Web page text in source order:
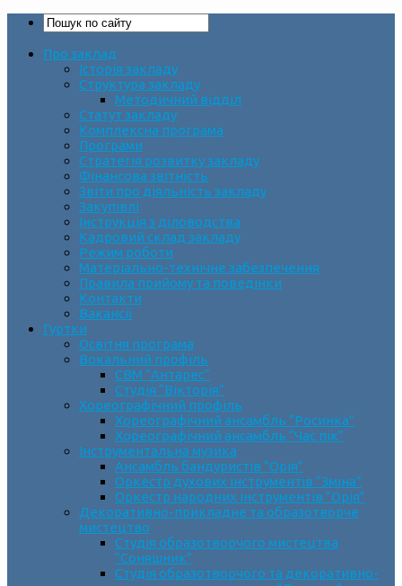
Про заклад
Історія закладу
Структура закладу
Методичний відділ
Статут закладу
Комплексна програма
Програми
Стратегія розвитку закладу
Фінансова звітність
Звіти про діяльність закладу
Закупівлі
Інструкція з діловодства
Кадровий склад закладу
Режим роботи
Матеріально-технічне забезпечення
Правила прийому та поведінки
Контакти
Вакансії
Гуртки
Освітня програма
Вокальний профіль
СВМ “Антарес”
Студія “Вікторія”
Хореографічний профіль
Хореографічний ансамбль “Росинка”
Хореографічний ансамбль “Час пік”
Інструментальна музика
Ансамбль бандуристів “Орія”
Оркестр духових інструментів “Зміна”
Оркестр народних інструментів “Орія”
Декоративно-прикладне та образотворче
мистецтво
Cтудія образотворчого мистецтва
“Соняшник”
Студія образотворчого та декоративно-